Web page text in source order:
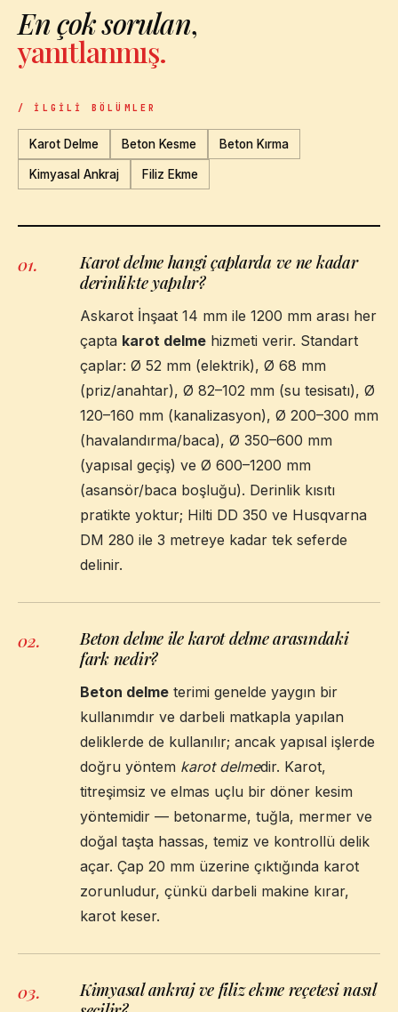
En çok sorulan,
yanıtlanmış.
/ İLGILI BÖLÜMLER
Karot Delme Beton Kesme Beton Kırma
Kimyasal Ankraj Filiz Ekme
01.
Karot delme hangi çaplarda ve ne kadar
derinlikte yapılır?
Askarot İnşaat 14 mm ile 1200 mm arası her
çapta karot delme hizmeti verir. Standart
çaplar: Ø 52 mm (elektrik), Ø 68 mm
(priz/anahtar), Ø 82–102 mm (su tesisatı), Ø
120–160 mm (kanalizasyon), Ø 200–300 mm
(havalandırma/baca), Ø 350–600 mm
(yapısal geçiş) ve Ø 600–1200 mm
(asansör/baca boşluğu). Derinlik kısıtı
pratikte yoktur; Hilti DD 350 ve Husqvarna
DM 280 ile 3 metreye kadar tek seferde
delinir.
02.
Beton delme ile karot delme arasındaki
fark nedir?
Beton delme terimi genelde yaygın bir
kullanımdır ve darbeli matkapla yapılan
deliklerde de kullanılır; ancak yapısal işlerde
doğru yöntem karot delmedir. Karot,
titreşimsiz ve elmas uçlu bir döner kesim
yöntemidir — betonarme, tuğla, mermer ve
doğal taşta hassas, temiz ve kontrollü delik
açar. Çap 20 mm üzerine çıktığında karot
zorunludur, çünkü darbeli makine kırar,
karot keser.
03.
Kimyasal ankraj ve filiz ekme reçetesi nasıl